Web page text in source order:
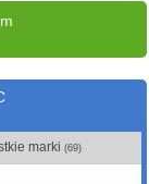
marki (69)